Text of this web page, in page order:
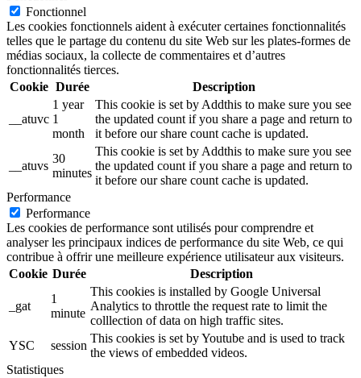
Fonctionnel
Les cookies fonctionnels aident à exécuter certaines fonctionnalités
telles que le partage du contenu du site Web sur les plates-formes de
médias sociaux, la collecte de commentaires et d’autres
fonctionnalités tierces.
Cookie Durée Description
__atuvc
1 year
1
month
This cookie is set by Addthis to make sure you see
the updated count if you share a page and return to
it before our share count cache is updated.
__atuvs
30
minutes
This cookie is set by Addthis to make sure you see
the updated count if you share a page and return to
it before our share count cache is updated.
Performance
Performance
Les cookies de performance sont utilisés pour comprendre et
analyser les principaux indices de performance du site Web, ce qui
contribue à offrir une meilleure expérience utilisateur aux visiteurs.
Cookie Durée Description
_gat
1
minute
This cookies is installed by Google Universal
Analytics to throttle the request rate to limit the
colllection of data on high traffic sites.
YSC
session
This cookies is set by Youtube and is used to track
the views of embedded videos.
Statistiques